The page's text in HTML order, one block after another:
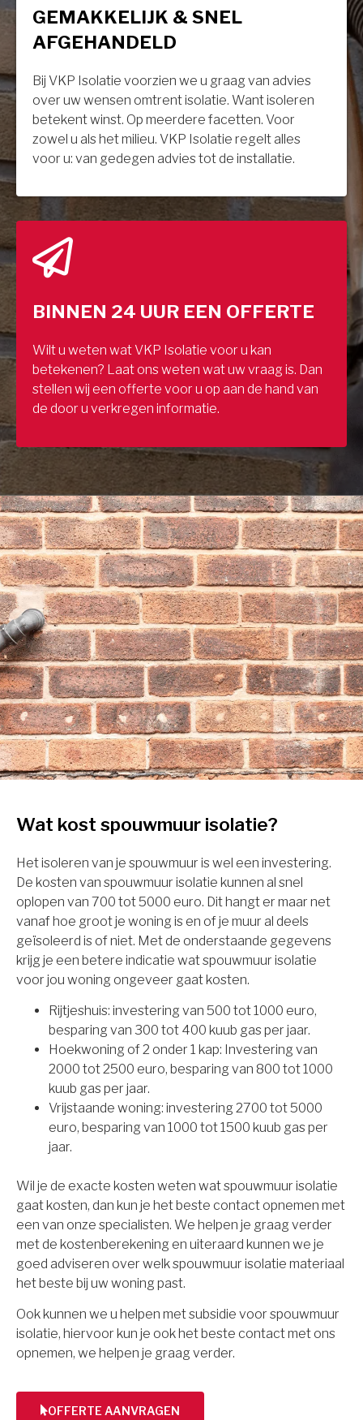
GEMAKKELIJK & SNEL
AFGEHANDELD
Bij VKP Isolatie voorzien we u graag van advies
over uw wensen omtrent isolatie. Want isoleren
betekent winst. Op meerdere facetten. Voor
zowel u als het milieu. VKP Isolatie regelt alles
voor u: van gedegen advies tot de installatie.
BINNEN 24 UUR EEN OFFERTE
Wilt u weten wat VKP Isolatie voor u kan
betekenen? Laat ons weten wat uw vraag is. Dan
stellen wij een offerte voor u op aan de hand van
de door u verkregen informatie.
Wat kost spouwmuur isolatie?
Het isoleren van je spouwmuur is wel een investering.
De kosten van spouwmuur isolatie kunnen al snel
oplopen van 700 tot 5000 euro. Dit hangt er maar net
vanaf hoe groot je woning is en of je muur al deels
geïsoleerd is of niet. Met de onderstaande gegevens
krijg je een betere indicatie wat spouwmuur isolatie
voor jou woning ongeveer gaat kosten.
Rijtjeshuis: investering van 500 tot 1000 euro,
besparing van 300 tot 400 kuub gas per jaar.
Hoekwoning of 2 onder 1 kap: Investering van
2000 tot 2500 euro, besparing van 800 tot 1000
kuub gas per jaar.
Vrijstaande woning: investering 2700 tot 5000
euro, besparing van 1000 tot 1500 kuub gas per
jaar.
Wil je de exacte kosten weten wat spouwmuur isolatie
gaat kosten, dan kun je het beste contact opnemen met
een van onze specialisten. We helpen je graag verder
met de kostenberekening en uiteraard kunnen we je
goed adviseren over welk spouwmuur isolatie materiaal
het beste bij uw woning past.
Ook kunnen we u helpen met subsidie voor spouwmuur
isolatie, hiervoor kun je ook het beste contact met ons
opnemen, we helpen je graag verder.
OFFERTE AANVRAGEN